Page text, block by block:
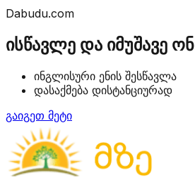
Dabudu.com
ისწავლე და იმუშავე
ინგლისური ენის შესწავლა
დასაქმება დისტანციურად
გაიგეთ მეტი